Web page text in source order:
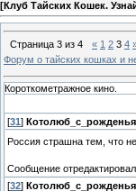
[Клуб Тайских Кошек.
Страница 3 из 4 « 1 2 3 4
Форум о тайских кошках и
Короткометражное кино.
[31] Котолюб_с_рожденья
Россия страшна тем, что
Сообщение отредактировал
[32] Котолюб_с_рожденья